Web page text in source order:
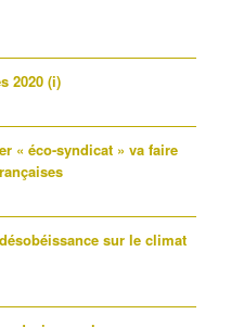
2020 (i)
« éco-syndicat » va faire
sur le climat